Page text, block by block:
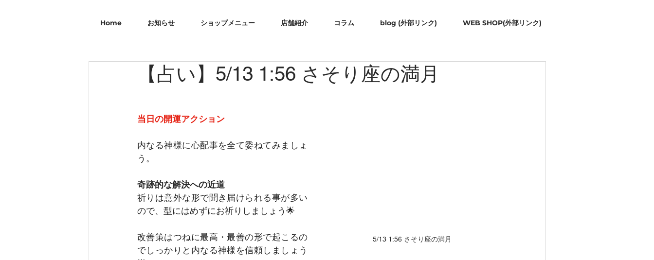
Home お知らせ ショップメニュー 店舗紹介 コラム blog (外部リンク) WEB SHOP(外部リンク)
【占い】5/13 1:56 さそり座の満月
5/13 1:56 さそり座の満月
当日の開運アクション
内なる神様に心配事を全て委ねてみましょ
う。
奇跡的な解決への近道
祈りは意外な形で聞き届けられる事が多い
ので、型にはめずにお祈りしましょう🌟
改善策はつねに最高・最善の形で起こるの
でしっかりと内なる神様を信頼しましょう